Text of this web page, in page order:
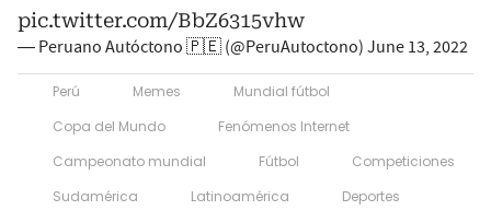
pic.twitter.com/BbZ6315vhw
— Peruano Autóctono 🇵🇪 (@PeruAutoctono) June 13, 2022
Perú Memes
Mundial fútbol
Copa del Mundo
Fenómenos Internet
Campeonato mundial
Fútbol
Competiciones
Sudamérica
Latinoamérica
Deportes